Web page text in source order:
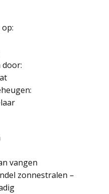
door:
vangen
zonnestralen –